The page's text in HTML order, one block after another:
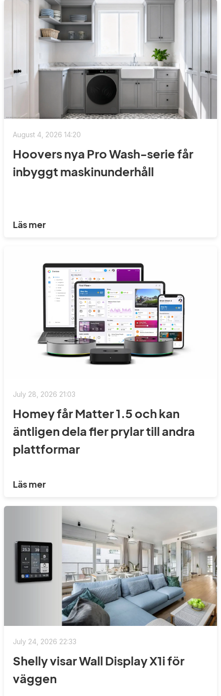
August 4, 2026 14:20
Hoovers nya Pro Wash-serie får
inbyggt maskinunderhåll
Läs mer
July 28, 2026 21:03
Homey får Matter 1.5 och kan
äntligen dela fler prylar till andra
plattformar
Läs mer
July 24, 2026 22:33
Shelly visar Wall Display X1i för
väggen